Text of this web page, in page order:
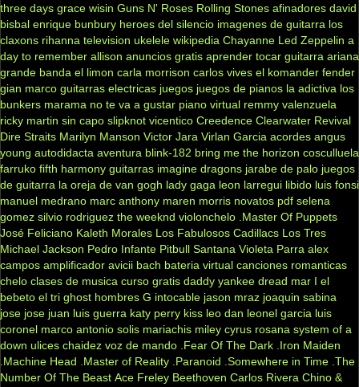
three days grace wisin Guns N' Roses Rolling Stones afinadores david
bisbal enrique bunbury heroes del silencio imagenes de guitarra los
claxons rihanna television ukelele wikipedia Chayanne Led Zeppelin a
day to remember allison anuncios gratis aprender tocar guitarra ariana
grande banda el limon carla morrison carlos vives el komander fender
gian marco guitarras electricas juegos juegos de pianos la adictiva los
bunkers marama no te va a gustar piano virtual remmy valenzuela
ricky martin sin capo slipknot vicentico Creedence Clearwater Revival
Dire Straits Marilyn Manson Victor Jara Virlan Garcia acordes angus
young autodidacta aventura blink-182 bring me the horizon cosculluela
farruko fifth harmony guitarras imagine dragons jarabe de palo juegos
de guitarra la oreja de van gogh lady gaga leon larregui libido luis fonsi
manuel medrano marc anthony maren morris novatos pdf selena
gomez silvio rodriguez the weeknd violonchelo .Master Of Puppets
José Feliciano Kaleth Morales Los Fabulosos Cadillacs Los Tres
Michael Jackson Pedro Infante Pitbull Santana Violeta Parra alex
campos amplificador avicii bach bateria virtual canciones romanticas
chelo clases de musica curso gratis daddy yankee dread mar I el
bebeto el tri ghost hombres G intocable jason mraz joaquin sabina
jose jose juan luis guerra katy perry kiss leo dan leonel garcia luis
coronel marco antonio solis mariachis miley cyrus rosana system of a
down ulices chaidez voz de mando .Fear Of The Dark .Iron Maiden
.Machine Head
.Master of Reality .Paranoid .Somewhere in Time .The
Number Of The Beast Ace Freley Beethoven Carlos Rivera Chino &